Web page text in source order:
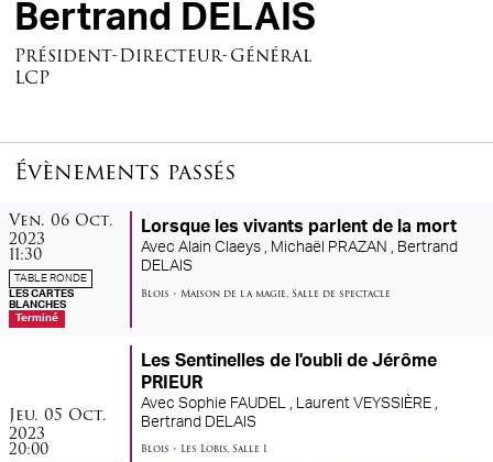
Bertrand DELAIS
Président-Directeur-Général
LCP
Évènements passés
vendredi
Ven. 06 octobre
Oct.
2023
11:30
TABLE RONDE
LES CARTES
BLANCHES
Terminé
Lorsque les vivants parlent de la mort
Avec Alain Claeys , Michaël PRAZAN , Bertrand
DELAIS
Blois • Maison de la magie, Salle de spectacle
jeudi
Jeu. 05 octobre
Oct.
2023
20:00
Les Sentinelles de l'oubli de Jérôme
PRIEUR
Avec Sophie FAUDEL , Laurent VEYSSIÈRE ,
Bertrand DELAIS
Blois • Les Lobis, Salle 1